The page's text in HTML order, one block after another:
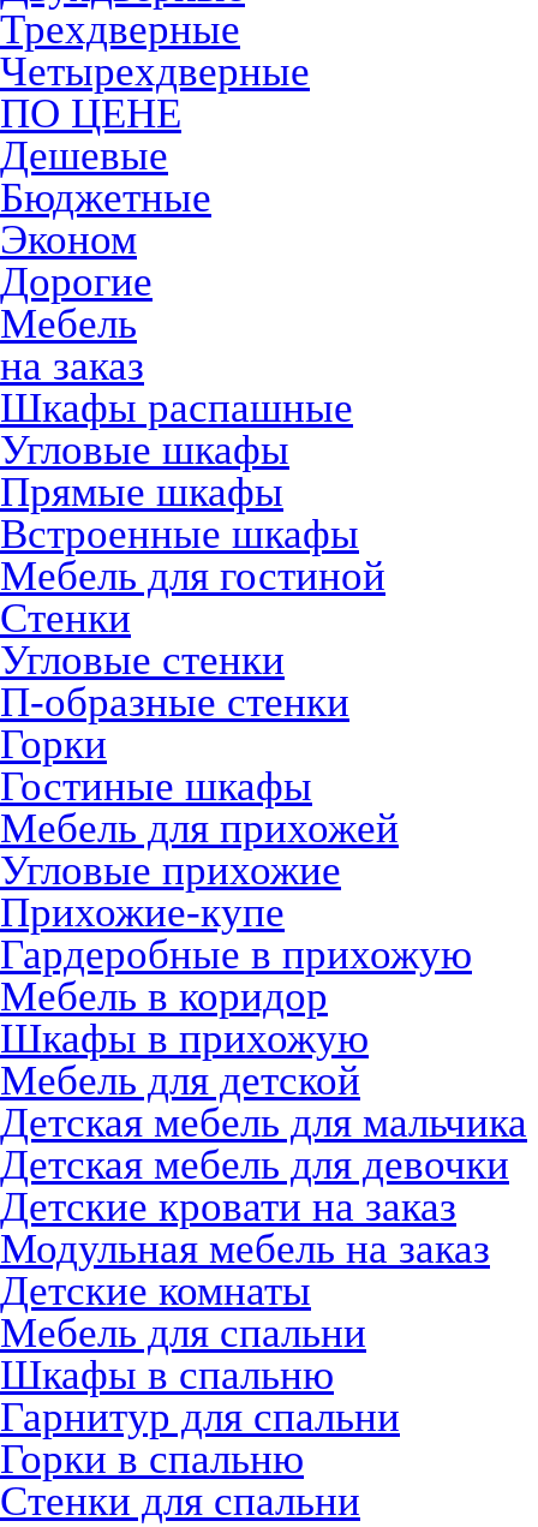
Трехдверные
Четырехдверные
ПО ЦЕНЕ
Дешевые
Бюджетные
Эконом
Дорогие
Мебель
на заказ
Шкафы распашные
Угловые шкафы
Прямые шкафы
Встроенные шкафы
Мебель для гостиной
Стенки
Угловые стенки
П-образные стенки
Горки
Гостиные шкафы
Мебель для прихожей
Угловые прихожие
Прихожие-купе
Гардеробные в прихожую
Мебель в коридор
Шкафы в прихожую
Мебель для детской
Детская мебель для мальчика
Детская мебель для девочки
Детские кровати на заказ
Модульная мебель на заказ
Детские комнаты
Мебель для спальни
Шкафы в спальню
Гарнитур для спальни
Горки в спальню
Стенки для спальни